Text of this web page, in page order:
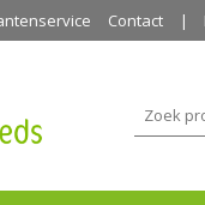
Contact